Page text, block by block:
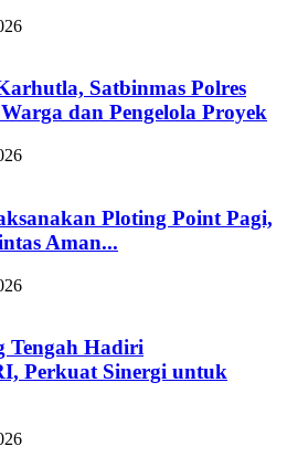
Satbinmas Polres
dan Pengelola Proyek
Ploting Point Pagi,
Aman...
Tengah Hadiri
Perkuat Sinergi untuk